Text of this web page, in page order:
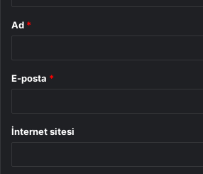
Ad *
E-posta *
İnternet sitesi